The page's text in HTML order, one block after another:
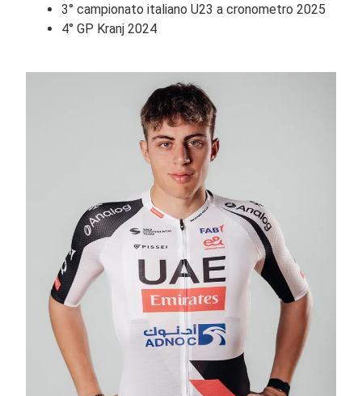
3° campionato italiano U23 a cronometro 2025
4° GP Kranj 2024